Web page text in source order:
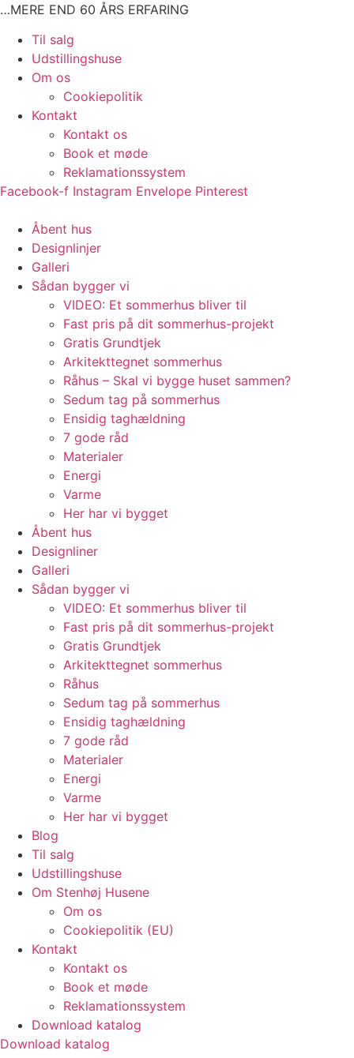
Videre
indhold
…MERE END 60 ÅRS ERFARING
Main
Menu
Til salg
Udstillingshuse
Om os
Cookiepolitik
Kontakt
Kontakt os
Book et møde
Reklamationssystem
Facebook-f Instagram Envelope Pinterest
Main
Menu
Åbent hus
Designlinjer
Galleri
Sådan bygger vi
VIDEO: Et sommerhus bliver til
Fast pris på dit sommerhus-projekt
Gratis Grundtjek
Arkitekttegnet sommerhus
Råhus – Skal vi bygge huset sammen?
Sedum tag på sommerhus
Ensidig taghældning
7 gode råd
Materialer
Energi
Varme
Her har vi bygget
Åbent hus
Designliner
Galleri
Sådan bygger vi
VIDEO: Et sommerhus bliver til
Fast pris på dit sommerhus-projekt
Gratis Grundtjek
Arkitekttegnet sommerhus
Råhus
Sedum tag på sommerhus
Ensidig taghældning
7 gode råd
Materialer
Energi
Varme
Her har vi bygget
Blog
Til salg
Udstillingshuse
Om Stenhøj Husene
Om os
Cookiepolitik (EU)
Kontakt
Kontakt os
Book et møde
Reklamationssystem
Download katalog
Download katalog